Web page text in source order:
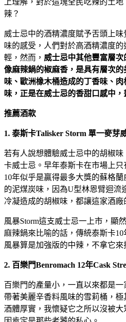
上理解，對於這塊全民吃辣的土
辣？
威士忌中的酒精濃度賦予舌頭上
味的感受，人們對於高酒精濃度
輕，然而， 威士忌中其他豐富層
像麻辣鍋的椒麻香，是具有層次
味、歐洲橡木桶造成的丁香味、
味，正是在威士忌的香甜口感中
推薦酒款
1. 泰斯卡Talisker Storm 單一麥芽
若有人說想體驗威士忌中的胡椒
卡威士忌。早年泰斯卡在市場上
10年似乎是贏得最多大獎的蘇格
的泥煤炭味，因為U型林恩臂迴流
冷凝造成的胡椒味，都讓這家酒廠
風暴Storm這支威士忌一上市，顯
麻辣鍋來比喻的話，傳統泰斯卡
風暴算是加強版的中辣，不拿它來
2. 百樂門Benromach 12年Cask
百樂門的產量小，一直以來都是
帶著美麗辛香料風味的雪莉桶，極
酒體厚實，我懷疑它之所以沒被